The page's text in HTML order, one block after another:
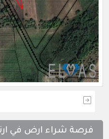
فرصة شراء ارض في